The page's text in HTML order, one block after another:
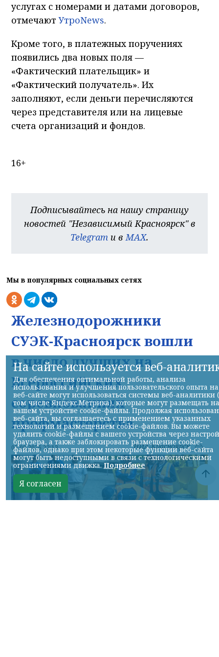
услугах с номерами и датами договоров,
отмечаютУтроNews.
Кроме того, в платежных поручениях
появились два новых поля —
«Фактический плательщик» и
«Фактический получатель». Их
заполняют, если деньги перечисляются
через представителя или на лицевые
счета организаций и фондов.
16+
Подписывайтесь на нашу страницу
новостей "Независимый Красноярск" в
Telegram и вMAX.
Мы в популярных социальных сетях
Железнодорожники
СУЭК-Красноярск вошли
в число лучших на
Всероссийских
соревнованиях
профмастерства
07.08.2026 22:13 НИА-Красноярск
На сайте используется веб-
Для обеспечения оптимальной работы, анализа
использования и улучшения пользовательского опыта на
веб-сайте могут использоваться системы веб-аналитики
том числе Яндекс.Метрика), которые могут размещать на
вашем устройстве cookie-файлы. Продолжая
веб-сайта, вы соглашаетесь с применением указанных
технологий и размещением cookie-файлов. Вы можете
удалить cookie-файлы с вашего устройства через
браузера, а также заблокировать размещение cookie-
файлов, однако при этом некоторые функции веб-сайта
могут быть недоступными в связи с технологическими
ограничениями движка.Подробнее
Я согласен